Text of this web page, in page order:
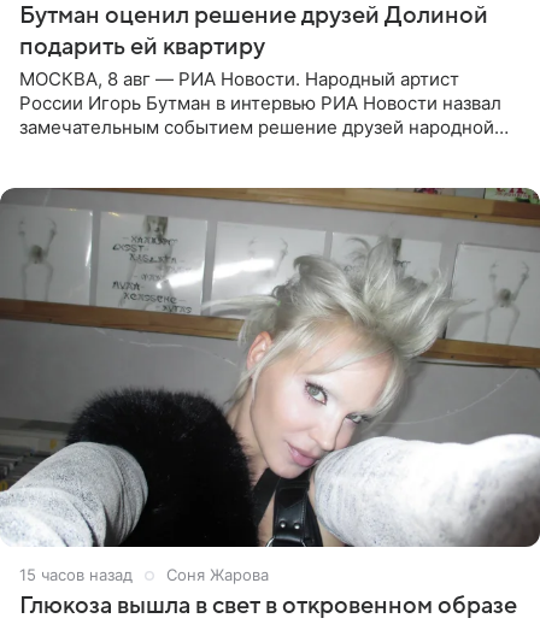
Бутман оценил решение друзей Долиной
подарить ей квартиру
МОСКВА, 8 авг — РИА Новости. Народный артист
России Игорь Бутман в интервью РИА Новости назвал
замечательным событием решение друзей народной
15 часов назад Соня Жарова
Глюкоза вышла в свет в откровенном образе